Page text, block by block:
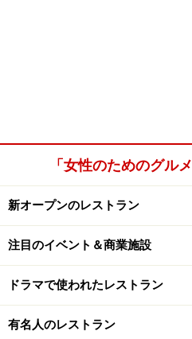
「女性のためのグル
新オープンのレストラン
注目のイベント＆商業施設
ドラマで使われたレストラン
有名人のレストラン